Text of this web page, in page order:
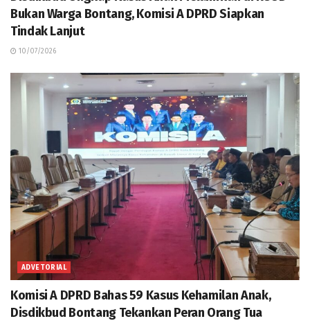
Bukan Warga Bontang, Komisi A DPRD Siapkan
Tindak Lanjut
10/07/2026
ADVETORIAL
Komisi A DPRD Bahas 59 Kasus Kehamilan Anak,
Disdikbud Bontang Tekankan Peran Orang Tua